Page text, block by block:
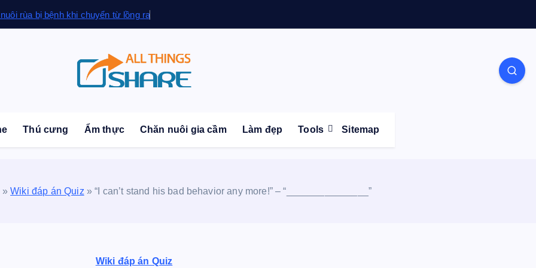
rùa bị bệnh khi chuyển từ lồng ra
Blog | Knowledge | Technology | Tips | Pets | Life
Thú cưng Ẩm thực Chăn nuôi gia cầm Làm đẹp Tools Sitemap
»Wiki đáp án Quiz »“I can’t stand his bad behavior any more!” – “_______________”
Wiki đáp án Quiz